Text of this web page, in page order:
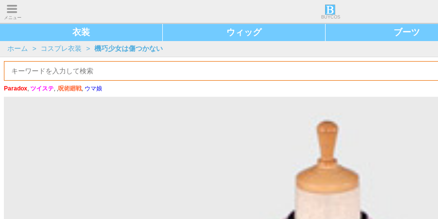
メニュー BUYCOS
衣装 ウィッグ ブーツ
ホーム > コスプレ衣装 > 機巧少女は傷つかない
Paradox, ツイステ, ,呪術廻戦, ウマ娘